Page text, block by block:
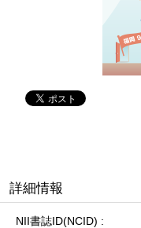
詳細情報
NII書誌ID(NCID)